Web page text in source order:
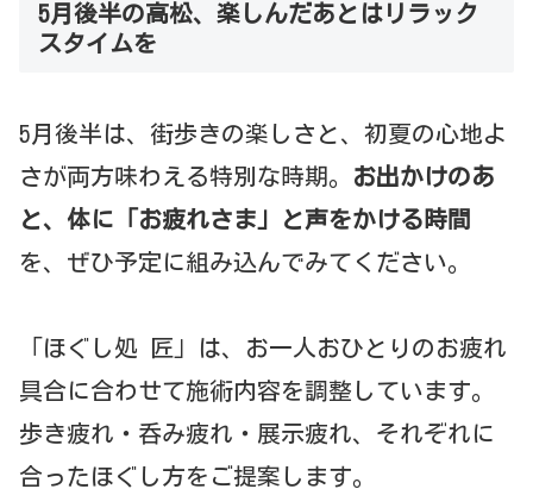
5月後半の高松、楽しんだあとはリラック
スタイムを
5月後半は、街歩きの楽しさと、初夏の心地よ
さが両方味わえる特別な時期。 お出かけのあ
と、体に「お疲れさま」と声をかける時間
を、ぜひ予定に組み込んでみてください。
「ほぐし処 匠」は、お一人おひとりのお疲れ
具合に合わせて施術内容を調整しています。
歩き疲れ・呑み疲れ・展示疲れ、それぞれに
合ったほぐし方をご提案します。